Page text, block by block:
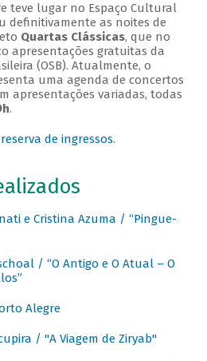
teve lugar no Espaço Cultural
definitivamente as noites de
Quartas Clássicas, que no
apresentações gratuitas da
(OSB). Atualmente, o
uma agenda de concertos
apresentações variadas, todas
.
reserva de ingressos.
e Cristina Azuma / “Pingue-
/ “O Antigo e O Atual – O
Alegre
/ "A Viagem de Ziryab"